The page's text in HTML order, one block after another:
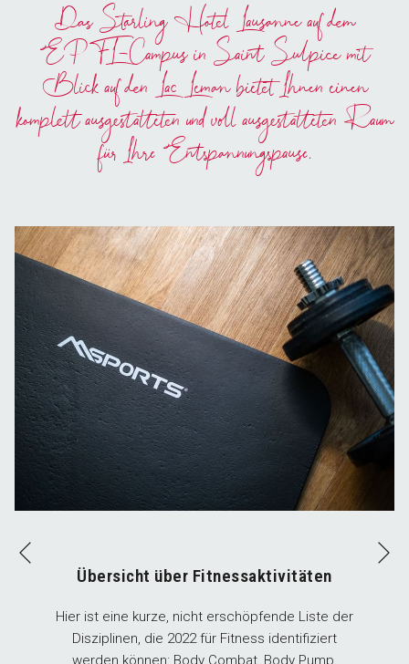
Das Starling Hotel Lausanne auf dem
EPFL-Campus in Saint Sulpice mit
Blick auf den Lac Leman bietet Ihnen einen
komplett ausgestatteten und voll ausgestatteten Raum
für Ihre Entspannungspause.
Vorherige
Übersicht über Fitnessaktivitäten
Hier ist eine kurze, nicht erschöpfende Liste der
Disziplinen, die 2022 für Fitness identifiziert
werden können: Body Combat, Body Pump,